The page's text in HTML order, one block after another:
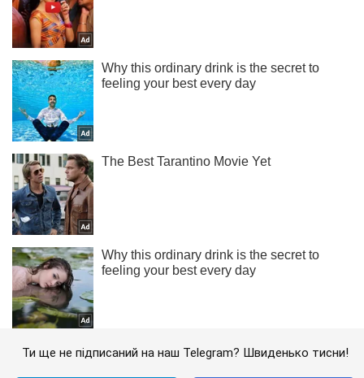
Ти ще не підписаний на наш Telegram? Швиденько тисни!